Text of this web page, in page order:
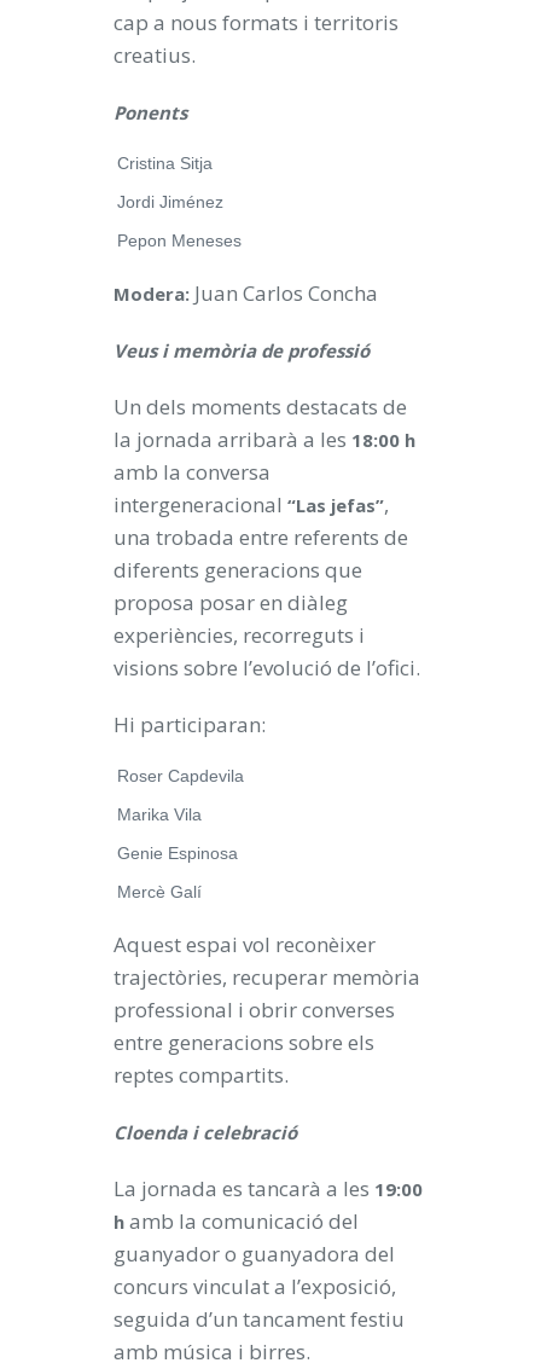
cap a nous formats i territoris
creatius.
Ponents
Cristina Sitja
Jordi Jiménez
Pepon Meneses
Modera: Juan Carlos Concha
Veus i memòria de professió
Un dels moments destacats de
la jornada arribarà a les 18:00 h
amb la conversa
intergeneracional “Las jefas”,
una trobada entre referents de
diferents generacions que
proposa posar en diàleg
experiències, recorreguts i
visions sobre l’evolució de l’ofici.
Hi participaran:
Roser Capdevila
Marika Vila
Genie Espinosa
Mercè Galí
Aquest espai vol reconèixer
trajectòries, recuperar memòria
professional i obrir converses
entre generacions sobre els
reptes compartits.
Cloenda i celebració
La jornada es tancarà a les 19:00
h amb la comunicació del
guanyador o guanyadora del
concurs vinculat a l’exposició,
seguida d’un tancament festiu
amb música i birres.